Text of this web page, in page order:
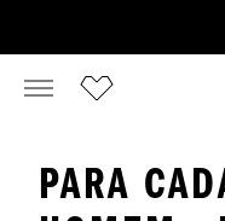
PARA